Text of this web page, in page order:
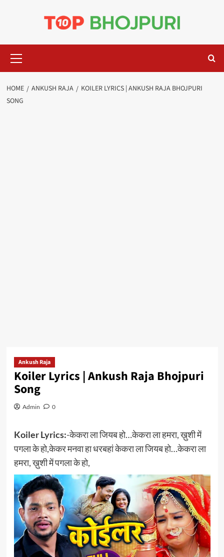
Menu
HOME ANKUSH RAJA
KOILER LYRICS | ANKUSH RAJA BHOJPURI
SONG
Ankush Raja
Koiler Lyrics | Ankush Raja Bhojpuri
Song
Admin 0
Koiler Lyrics:-केकरा ला जियब हो…केकरा ला हमरा, ख़ुशी में
पगला के हो,केकर मनवा हा धरबहां केकरा ला जियब हो…केकरा ला
हमरा, ख़ुशी में पगला के हो,